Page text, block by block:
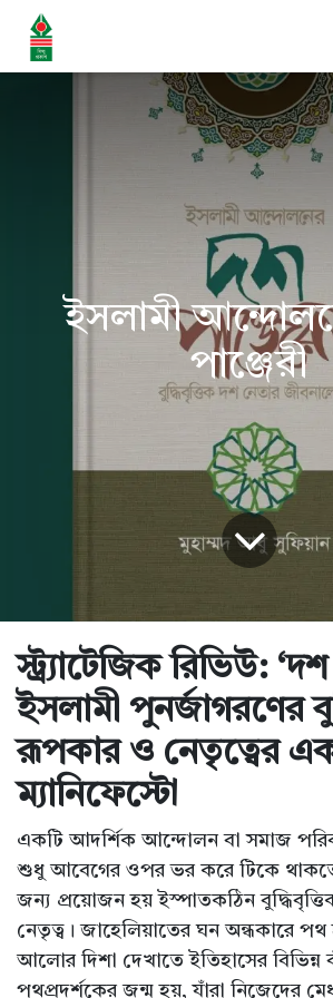
ইসলামী
পাঞ্জেরী
স্ট্র্যাটেজিক রিভিউ: ‘দশ
ইসলামী পুনর্জাগরণের
রূপকার ও নেতৃত্বের
ম্যানিফেস্টো
একটি আদর্শিক আন্দোলন বা সমাজ
শুধু আবেগের ওপর ভর করে টিকে থাকতে
জন্য প্রয়োজন হয় ইস্পাতকঠিন বুদ্ধিবৃত্তিক
নেতৃত্ব। জাহেলিয়াতের ঘন অন্ধকারে পথ
আলোর দিশা দেখাতে ইতিহাসের
পথপ্রদর্শকের জন্ম হয়, যাঁরা নিজেদের